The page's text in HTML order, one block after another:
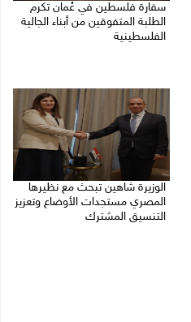
سفارة فلسطين في عُمان تكرم
الطلبة المتفوقين من أبناء الجالية
الفلسطينية
الوزيرة شاهين تبحث مع نظيرها
المصري مستجدات الأوضاع وتعزيز
التنسيق المشترك